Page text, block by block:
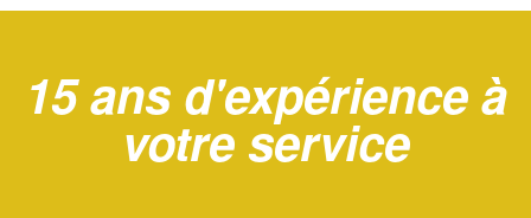
15 ans d'expérience à
votre service